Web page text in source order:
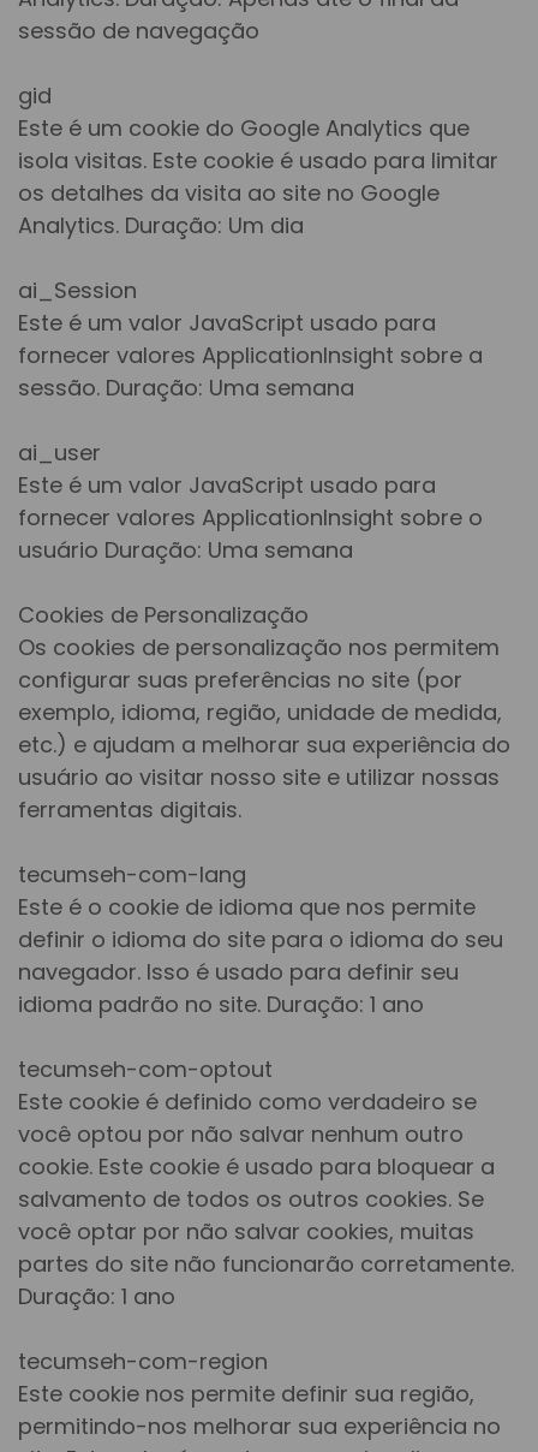
sessão de navegação
gid
Este é um cookie do Google Analytics que
isola visitas. Este cookie é usado para limitar
os detalhes da visita ao site no Google
Analytics. Duração: Um dia
ai_Session
Este é um valor JavaScript usado para
fornecer valores ApplicationInsight sobre a
sessão. Duração: Uma semana
ai_user
Este é um valor JavaScript usado para
fornecer valores ApplicationInsight sobre o
usuário Duração: Uma semana
Cookies de Personalização
Os cookies de personalização nos permitem
configurar suas preferências no site (por
exemplo, idioma, região, unidade de medida,
etc.) e ajudam a melhorar sua experiência do
usuário ao visitar nosso site e utilizar nossas
ferramentas digitais.
tecumseh-com-lang
Este é o cookie de idioma que nos permite
definir o idioma do site para o idioma do seu
navegador. Isso é usado para definir seu
idioma padrão no site. Duração: 1 ano
tecumseh-com-optout
Este cookie é definido como verdadeiro se
você optou por não salvar nenhum outro
cookie. Este cookie é usado para bloquear a
salvamento de todos os outros cookies. Se
você optar por não salvar cookies, muitas
partes do site não funcionarão corretamente.
Duração: 1 ano
tecumseh-com-region
Este cookie nos permite definir sua região,
permitindo-nos melhorar sua experiência no